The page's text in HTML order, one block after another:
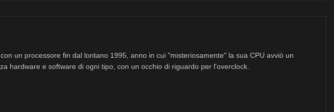
un processore fin dal lontano 1995, anno in cui "misteriosamente" la sua CPU avviò un
hardware e software di ogni tipo, con un occhio di riguardo per l'overclock.